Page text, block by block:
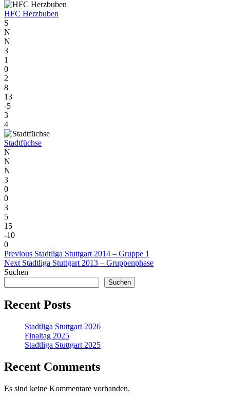
HFC Herzbuben
S
N
N
3
1
0
2
8
13
-5
3
4
Stadtfüchse
N
N
N
3
0
0
3
5
15
-10
0
Beitragsnavigation
Previous Previous
post:
Stadtliga Stuttgart 2014 – Gruppe 1
Next Next
post:
Stadtliga Stuttgart 2013 – Gruppenphase
Suchen
Suchen
Recent Posts
Stadtliga Stuttgart 2026
Finaltag 2025
Stadtliga Stuttgart 2025
Recent Comments
Es sind keine Kommentare vorhanden.